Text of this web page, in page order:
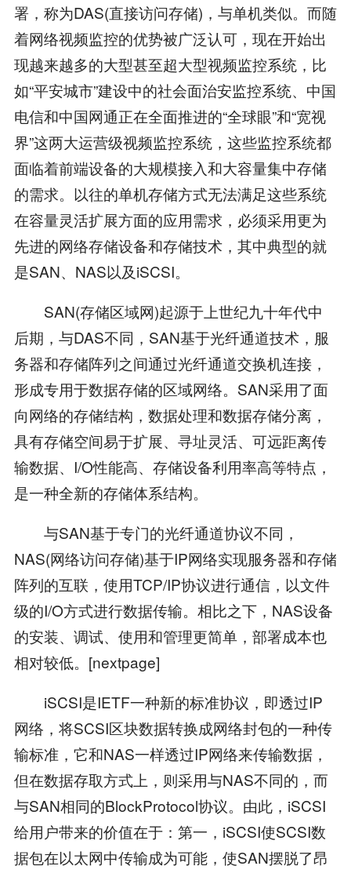
署，称为DAS(直接访问存储)，与单机类似。而随
着网络视频监控的优势被广泛认可，现在开始出
现越来越多的大型甚至超大型视频监控系统，比
如“平安城市”建设中的社会面治安监控系统、中国
电信和中国网通正在全面推进的“全球眼”和“宽视
界”这两大运营级视频监控系统，这些监控系统都
面临着前端设备的大规模接入和大容量集中存储
的需求。以往的单机存储方式无法满足这些系统
在容量灵活扩展方面的应用需求，必须采用更为
先进的网络存储设备和存储技术，其中典型的就
是SAN、NAS以及iSCSI。
SAN(存储区域网)起源于上世纪九十年代中
后期，与DAS不同，SAN基于光纤通道技术，服
务器和存储阵列之间通过光纤通道交换机连接，
形成专用于数据存储的区域网络。SAN采用了面
向网络的存储结构，数据处理和数据存储分离，
具有存储空间易于扩展、寻址灵活、可远距离传
输数据、I/O性能高、存储设备利用率高等特点，
是一种全新的存储体系结构。
与SAN基于专门的光纤通道协议不同，
NAS(网络访问存储)基于IP网络实现服务器和存储
阵列的互联，使用TCP/IP协议进行通信，以文件
级的I/O方式进行数据传输。相比之下，NAS设备
的安装、调试、使用和管理更简单，部署成本也
相对较低。[nextpage]
iSCSI是IETF一种新的标准协议，即透过IP
网络，将SCSI区块数据转换成网络封包的一种传
输标准，它和NAS一样透过IP网络来传输数据，
但在数据存取方式上，则采用与NAS不同的，而
与SAN相同的BlockProtocol协议。由此，iSCSI
给用户带来的价值在于：第一，iSCSI使SCSI数
据包在以太网中传输成为可能，使SAN摆脱了昂